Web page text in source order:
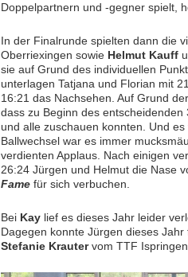
Doppelpartnern und -gegner spielt,
In der Finalrunde spielten dann die
Oberriexingen sowie Helmut Kauff
sie auf Grund des individuellen
unterlagen Tatjana und Florian mit
16:21 das Nachsehen. Auf Grund
dass zu Beginn des
und alle zuschauen konnten. Und
Ballwechsel war es immer
verdienten Applaus. Nach einigen
26:24 Jürgen und Helmut die Nase
Fame für sich verbuchen.
Bei Kay lief es dieses Jahr leider
Dagegen konnte Jürgen dieses
Stefanie Krautervom TTF Ispringen